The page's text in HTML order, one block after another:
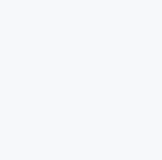
自动承接线